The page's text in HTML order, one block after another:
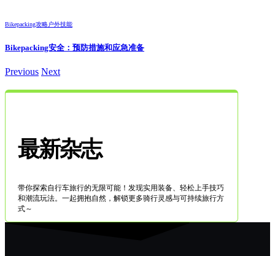
Bikepacking攻略户外技能
Bikepacking安全：预防措施和应急准备
Previous Next
最新杂志
带你探索自行车旅行的无限可能！发现实用装备、轻松上手技巧
和潮流玩法。一起拥抱自然，解锁更多骑行灵感与可持续旅行方
式～